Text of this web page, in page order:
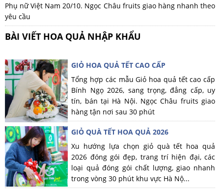
Phụ nữ Việt Nam 20/10. Ngọc Châu fruits giao hàng nhanh theo
yêu cầu
BÀI VIẾT HOA QUẢ NHẬP KHẨU
GIỎ HOA QUẢ TẾT CAO CẤP
Tổng hợp các mẫu Giỏ hoa quả tết cao cấp
Bính Ngọ 2026, sang trọng, đẳng cấp, uy
tín, bán tại Hà Nội. Ngọc Châu fruits giao
hàng tận nơi sau 30 phút
GIỎ QUÀ TẾT HOA QUẢ 2026
Xu hướng lựa chọn giỏ quà tết hoa quả
2026 đóng gói đẹp, trang trí hiện đại, các
loại quả đóng gói chất lượng, giao nhanh
trong vòng 30 phút khu vực Hà Nộ...